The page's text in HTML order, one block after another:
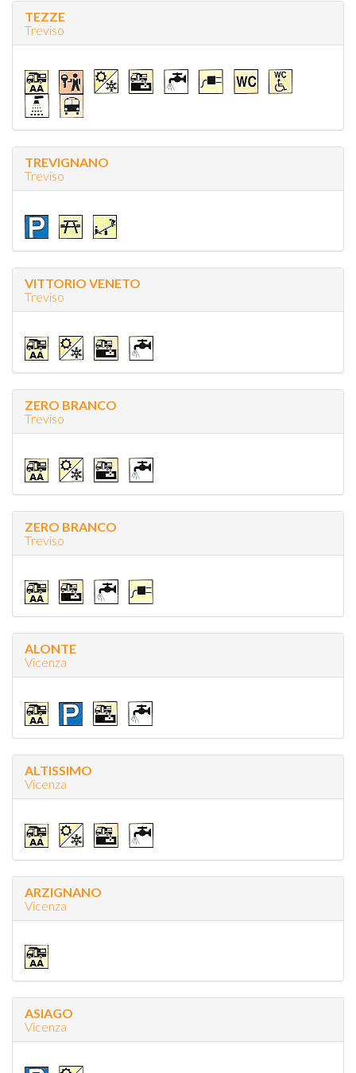
TEZZE
Treviso
TREVIGNANO
Treviso
VITTORIO VENETO
Treviso
ZERO BRANCO
Treviso
ZERO BRANCO
Treviso
ALONTE
Vicenza
ALTISSIMO
Vicenza
ARZIGNANO
Vicenza
ASIAGO
Vicenza